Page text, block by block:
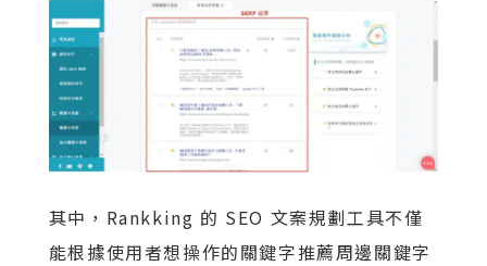
其中，Rankking 的 SEO 文案規劃工具不僅
能根據使用者想操作的關鍵字推薦周邊關鍵字